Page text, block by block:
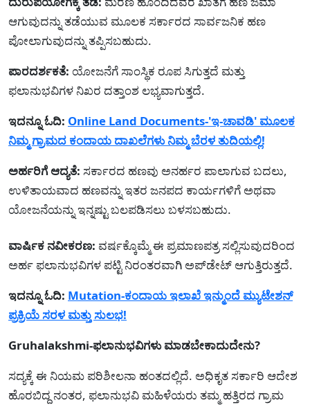
ಆಗುವುದನ್ನು ತಡೆಯುವ ಮೂಲಕ ಸರ್ಕಾರದ ಸಾರ್ವಜನಿಕ ಹಣ
ಪೋಲಾಗುವುದನ್ನು ತಪ್ಪಿಸಬಹುದು.
ಪಾರದರ್ಶಕತೆ: ಯೋಜನೆಗೆ ಸಾಂಸ್ಥಿಕ ರೂಪ ಸಿಗುತ್ತದೆ ಮತ್ತು
ಫಲಾನುಭವಿಗಳ ನಿಖರ ದತ್ತಾಂಶ ಲಭ್ಯವಾಗುತ್ತದೆ.
ಇದನ್ನೂ ಓದಿ: Online Land Documents-'ಇ-ಚಾವಡಿ' ಮೂಲಕ
ನಿಮ್ಮ ಗ್ರಾಮದ ಕಂದಾಯ ದಾಖಲೆಗಳು ನಿಮ್ಮ ಬೆರಳ ತುದಿಯಲ್ಲಿ!
ಅರ್ಹರಿಗೆ ಆದ್ಯತೆ: ಸರ್ಕಾರದ ಹಣವು ಅನರ್ಹರ ಪಾಲಾಗುವ ಬದಲು,
ಉಳಿತಾಯವಾದ ಹಣವನ್ನು ಇತರ ಜನಪದ ಕಾರ್ಯಗಳಿಗೆ ಅಥವಾ
ಯೋಜನೆಯನ್ನು ಇನ್ನಷ್ಟು ಬಲಪಡಿಸಲು ಬಳಸಬಹುದು.
ವಾರ್ಷಿಕ ನವೀಕರಣ: ವರ್ಷಕ್ಕೊಮ್ಮೆ ಈ ಪ್ರಮಾಣಪತ್ರ ಸಲ್ಲಿಸುವುದರಿಂದ
ಅರ್ಹ ಫಲಾನುಭವಿಗಳ ಪಟ್ಟಿ ನಿರಂತರವಾಗಿ ಅಪ್‌ಡೇಟ್ ಆಗುತ್ತಿರುತ್ತದೆ.
ಇದನ್ನೂ ಓದಿ: Mutation-ಕಂದಾಯ ಇಲಾಖೆ ಇನ್ಮುಂದೆ ಮ್ಯುಟೇಶನ್
ಪ್ರಕ್ರಿಯೆ ಸರಳ ಮತ್ತು ಸುಲಭ!
Gruhalakshmi-ಫಲಾನುಭವಿಗಳು ಮಾಡಬೇಕಾದುದೇನು?
ಸದ್ಯಕ್ಕೆ ಈ ನಿಯಮ ಪರಿಶೀಲನಾ ಹಂತದಲ್ಲಿದೆ. ಅಧಿಕೃತ ಸರ್ಕಾರಿ ಆದೇಶ
ಹೊರಬಿದ್ದ ನಂತರ, ಫಲಾನುಭವಿ ಮಹಿಳೆಯರು ತಮ್ಮ ಹತ್ತಿರದ ಗ್ರಾಮ